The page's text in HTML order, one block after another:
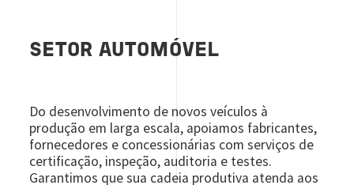
SETOR AUTOMÓVEL
Do desenvolvimento de novos veículos à
produção em larga escala, apoiamos fabricantes,
fornecedores e concessionárias com serviços de
certificação, inspeção, auditoria e testes.
Garantimos que sua cadeia produtiva atenda aos